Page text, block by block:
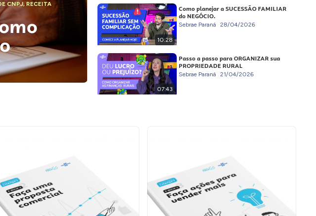
CNPJ,RECEITA
10:28
Como planejar a SUCESSÃO FAMILIAR
do NEGÓCIO.
Sebrae Paraná 28/04/2026
07:43
Passo a passo para ORGANIZAR sua
PROPRIEDADE RURAL
Sebrae Paraná 21/04/2026